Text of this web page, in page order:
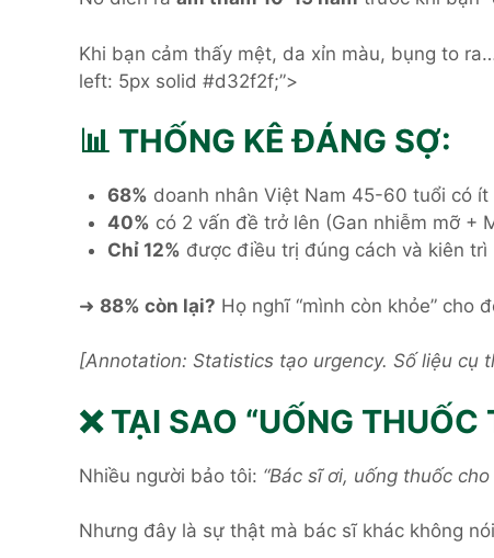
Khi bạn cảm thấy mệt, da xỉn màu, bụng to
left: 5px solid #d32f2f;”>
📊 THỐNG KÊ ĐÁNG SỢ:
68% doanh nhân Việt Nam 45-60 tuổi có ít
40% có 2 vấn đề trở lên (Gan nhiễm mỡ +
Chỉ 12% được điều trị đúng cách và kiên trì
➜ 88% còn lại? Họ nghĩ “mình còn khỏe” cho
[Annotation: Statistics tạo urgency. Số liệu cụ
❌ TẠI SAO “UỐNG
Nhiều người bảo tôi: “Bác sĩ ơi, uống thuốc cho
Nhưng đây là sự thật mà bác sĩ khác không